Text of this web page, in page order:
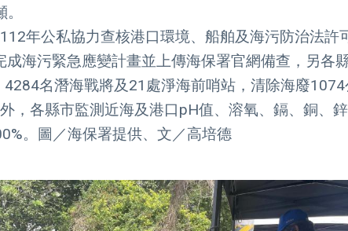
年公私協力查核港口環境、船舶及海污防治法許
海污緊急應變計畫並上傳海保署官網備查，另各
名潛海戰將及21處淨海前哨站，清除海廢1074
，各縣市監測近海及港口pH值、溶氧、鎘、銅、
。圖／海保署提供、文／高培德